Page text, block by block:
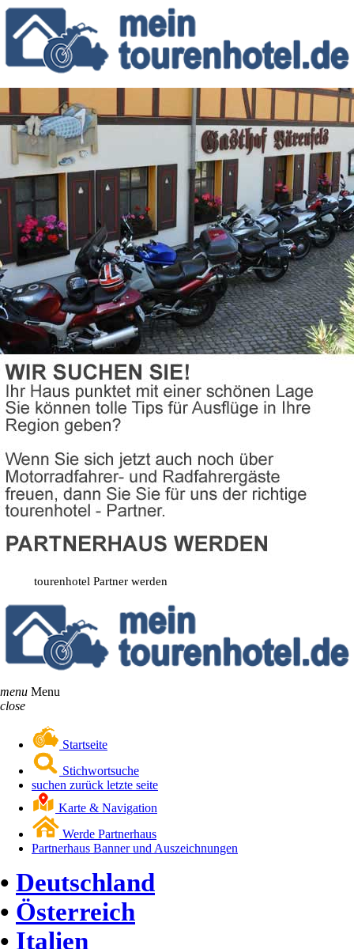
tourenhotel Partner werden
menu Menu
close
Startseite
Stichwortsuche
suchen zurück letzte seite
Karte & Navigation
Werde Partnerhaus
Partnerhaus Banner und Auszeichnungen
• Deutschland
• Österreich
• Italien